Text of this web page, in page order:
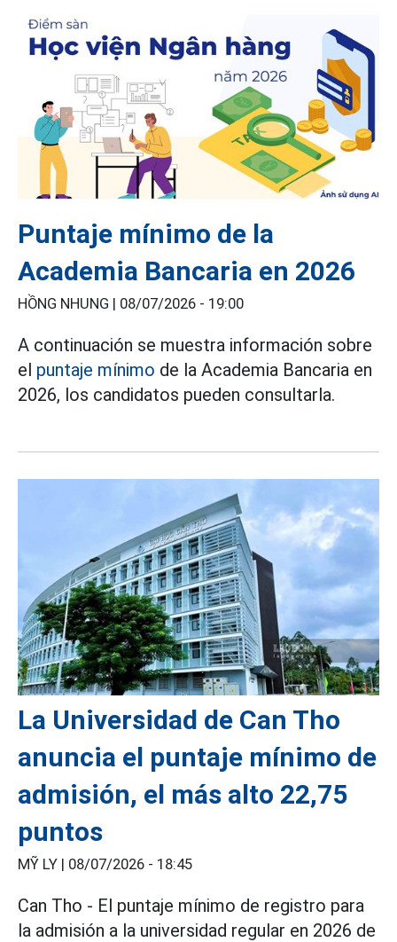
Puntaje mínimo de la
Academia Bancaria en 2026
HỒNG NHUNG | 08/07/2026 - 19:00
A continuación se muestra información sobre
el puntaje mínimo de la Academia Bancaria en
2026, los candidatos pueden consultarla.
La Universidad de Can Tho
anuncia el puntaje mínimo de
admisión, el más alto 22,75
puntos
MỸ LY | 08/07/2026 - 18:45
Can Tho - El puntaje mínimo de registro para
la admisión a la universidad regular en 2026 de